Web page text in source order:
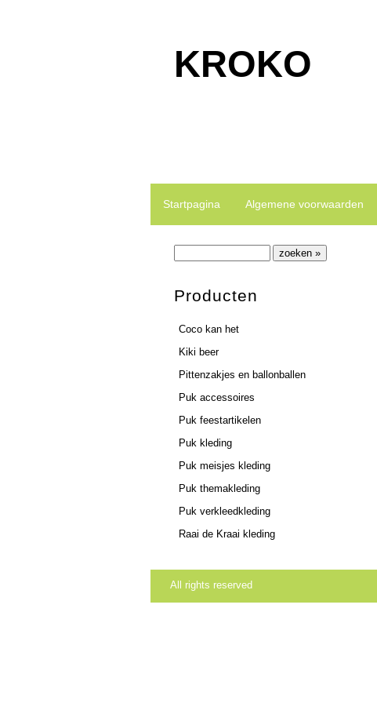
KROKO
Startpagina Algemene voorwaarden
Producten
Coco kan het
Kiki beer
Pittenzakjes en ballonballen
Puk accessoires
Puk feestartikelen
Puk kleding
Puk meisjes kleding
Puk themakleding
Puk verkleedkleding
Raai de Kraai kleding
All rights reserved